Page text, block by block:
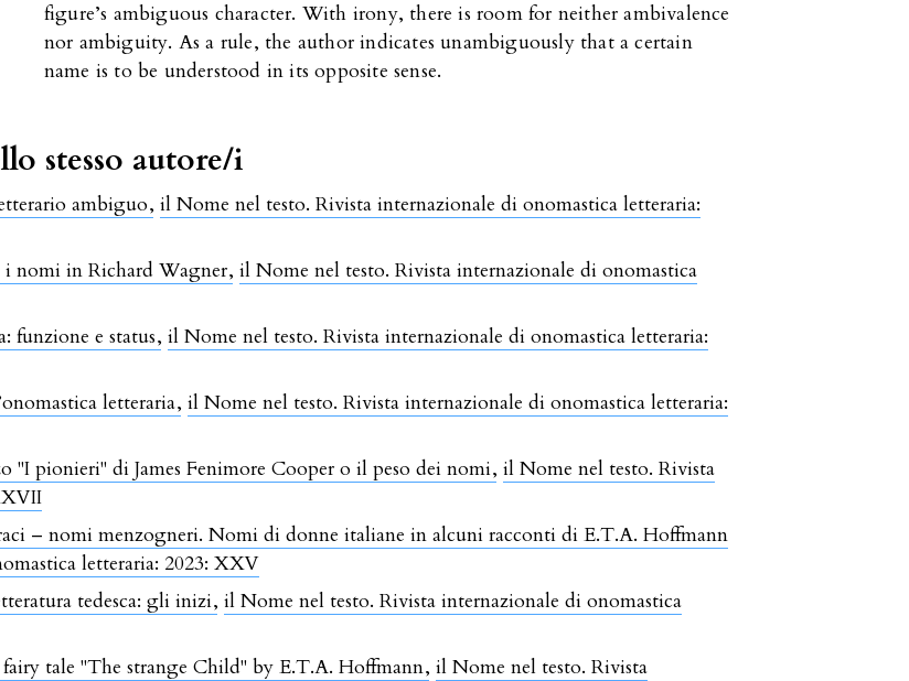
figure’s ambiguous character. With irony, there is room for neither ambivalence
nor ambiguity. As a rule, the author indicates unambiguously that a certain
name is to be understood in its opposite sense.
stesso autore/i
ambiguo,il Nome nel testo. Rivista internazionale di onomastica letteraria:
i nomi in Richard Wagner,il Nome nel testo. Rivista internazionale di onomastica
funzione e status,il Nome nel testo. Rivista internazionale di onomastica letteraria:
letteraria,il Nome nel testo. Rivista internazionale di onomastica letteraria:
"I pionieri" di James Fenimore Cooper o il peso dei nomi,il Nome nel testo. Rivista
– nomi menzogneri. Nomi di donne italiane in alcuni racconti di E.T.A. Hoffmann
letteraria: 2023: XXV
tedesca: gli inizi,il Nome nel testo. Rivista internazionale di onomastica
tale "The strange Child" by E.T.A. Hoffmann,il Nome nel testo. Rivista